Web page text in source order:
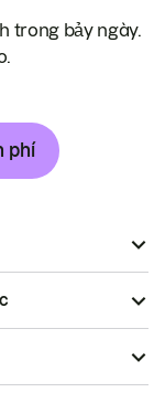
trong bảy ngày.
phí